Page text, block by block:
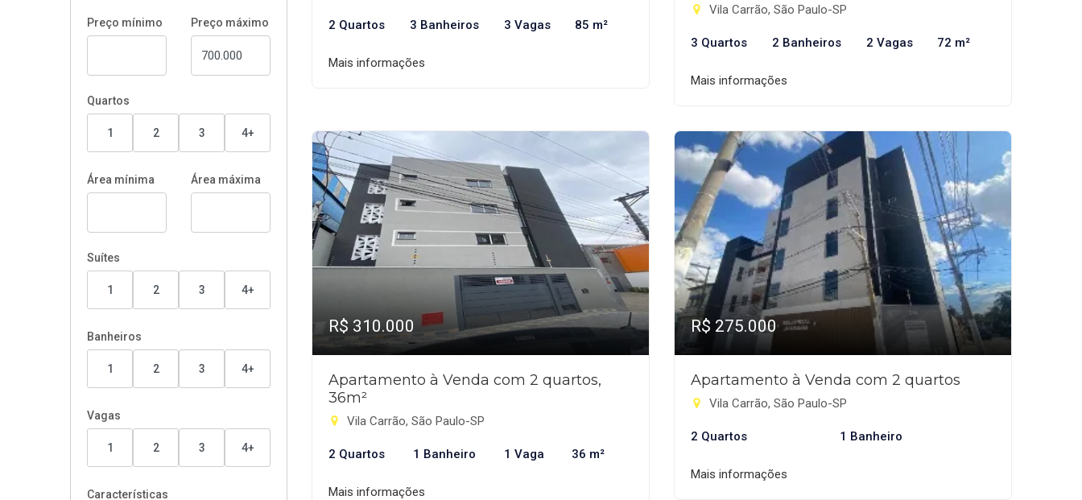
Preço mínimo Preço máximo
Quartos
1 2 3 4+
Área mínima Área máxima
Suítes
1 2 3 4+
Banheiros
1 2 3 4+
Vagas
1 2 3 4+
Características
2 Quartos 3 Banheiros 3 Vagas 85 m²
Mais informações
Vila Carrão, São Paulo-SP
3 Quartos 2 Banheiros 2 Vagas 72 m²
Mais informações
R$ 310.000
Apartamento à Venda com 2 quartos,
36m²
Vila Carrão, São Paulo-SP
2 Quartos 1 Banheiro 1 Vaga 36 m²
Mais informações
R$ 275.000
Apartamento à Venda com 2 quartos
Vila Carrão, São Paulo-SP
2 Quartos 1 Banheiro
Mais informações